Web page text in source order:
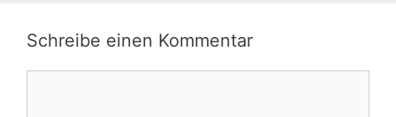
Schreibe einen Kommentar